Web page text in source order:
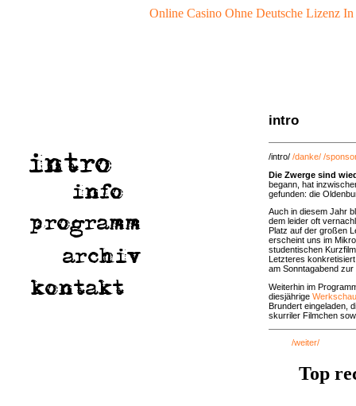
Online Casino Ohne Deutsche Lizenz In
intro
/intro/ /danke/ /
Die Zwerge sind
begann, hat
gefunden: die
Auch in diesem Jahr
dem leider oft
Platz auf der großen
erscheint uns im
studentischen
Letzteres
am Sonntagabend zur
Weiterhin im
diesjährige Werkschau
Brundert eingeladen,
skurriler Filmchen
/weiter/
Top